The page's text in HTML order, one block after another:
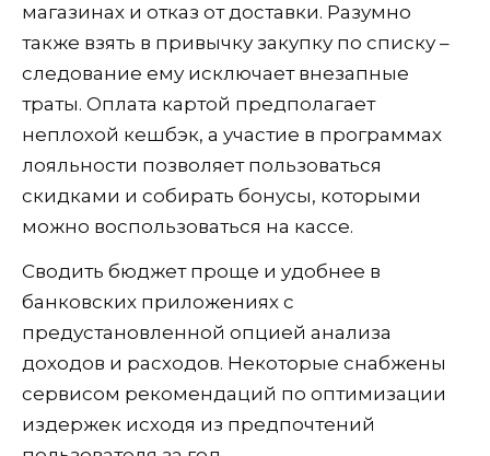
магазинах и отказ от доставки. Разумно
также взять в привычку закупку по списку –
следование ему исключает внезапные
траты. Оплата картой предполагает
неплохой кешбэк, а участие в программах
лояльности позволяет пользоваться
скидками и собирать бонусы, которыми
можно воспользоваться на кассе.
Сводить бюджет проще и удобнее в
банковских приложениях с
предустановленной опцией анализа
доходов и расходов. Некоторые снабжены
сервисом рекомендаций по оптимизации
издержек исходя из предпочтений